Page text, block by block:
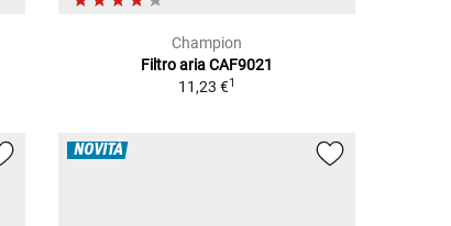
Champion
Filtro aria CAF9021
11,23 €1
NOVITÀ